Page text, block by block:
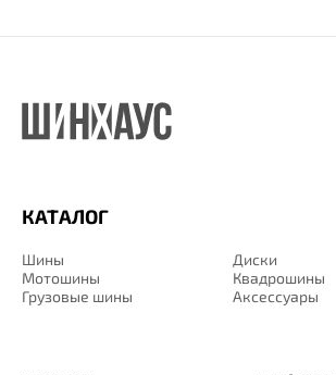
КАТАЛОГ
Шины
Диски
Мотошины
Квадрошины
Грузовые шины
Аксессуары